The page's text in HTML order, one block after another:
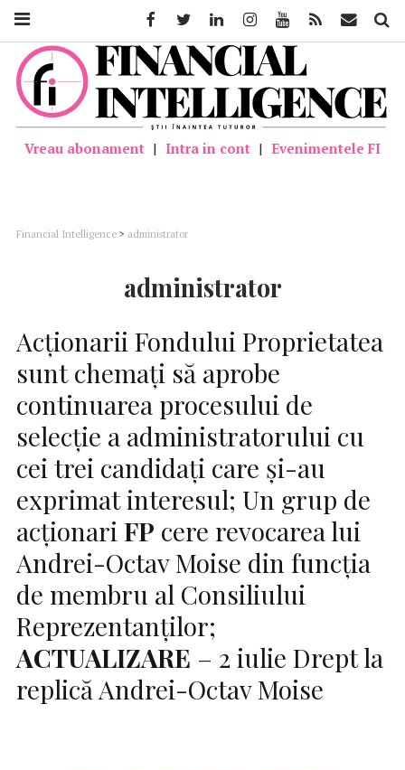
Vreau abonament | Intra in cont | Evenimentele FI
Financial Intelligence > administrator
administrator
Acționarii Fondului Proprietatea
sunt chemați să aprobe
continuarea procesului de
selecție a administratorului cu
cei trei candidați care și-au
exprimat interesul; Un grup de
acționari FP cere revocarea lui
Andrei-Octav Moise din funcția
de membru al Consiliului
Reprezentanților;
ACTUALIZARE – 2 iulie Drept la
replică Andrei-Octav Moise
FacebookTwitter LinkedinInstagramYoutube Feed Mail